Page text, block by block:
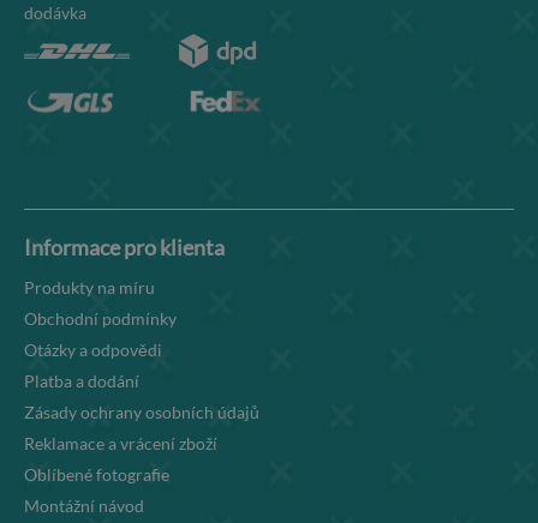
dodávka
Informace pro klienta
Produkty na míru
Obchodní podmínky
Otázky a odpovědi
Platba a dodání
Zásady ochrany osobních údajů
Reklamace a vrácení zboží
Oblíbené fotografie
Montážní návod